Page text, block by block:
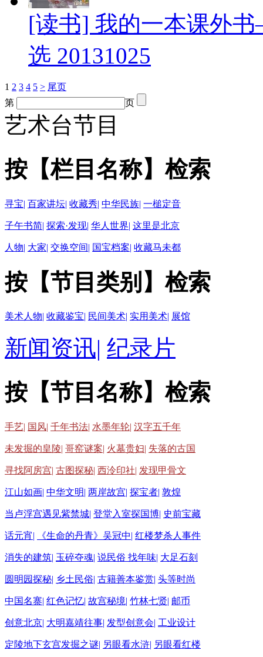
[读书] 我的一本课外
选 20131025
1 2 3 4 5 > 尾页
第
页
艺术台节目
按【栏目名称】检索
寻宝| 百家讲坛| 收藏秀| 中华民族| 一槌定音
子午书简| 探索·发现| 华人世界| 这里是北京
人物| 大家| 交换空间| 国宝档案| 收藏马未都
按【节目类别】检索
美术人物| 收藏鉴宝| 民间美术| 实用美术| 展馆
新闻资讯| 纪录片
按【节目名称】检索
手艺| 国风| 千年书法| 水墨年轮| 汉字五千年
未发掘的皇陵| 哥窑谜案| 火墓贵妇| 失落的古国
寻找阿房宫| 古图探秘| 西泠印社| 发现甲骨文
江山如画| 中华文明| 两岸故宫| 探宝者| 敦煌
当卢浮宫遇见紫禁城| 登堂入室探国博| 史前宝藏
话元宵| 《生命的丹青》吴冠中| 红楼梦杀人事件
消失的建筑| 玉碎夺魂| 说民俗 找年味| 大足石刻
圆明园探秘| 乡土民俗| 古籍善本鉴赏| 头等时尚
中国名寨| 红色记忆| 故宫秘境| 竹林七贤| 邮币
创意北京| 大明嘉靖往事| 发型创意会| 工业设计
定陵地下玄宫发掘之谜| 另眼看水浒| 另眼看红楼